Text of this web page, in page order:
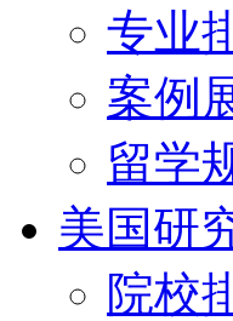
专业
案例
留学
美国研
院校